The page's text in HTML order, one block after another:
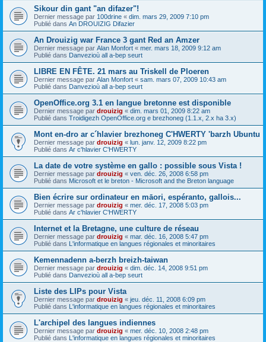
Sikour din gant "an difazer"!
Dernier message par 100drine « dim. mars 29, 2009 7:10 pm
Publié dans An DROUIZIG Difazier
An Drouizig war France 3 gant Red an Amzer
Dernier message par Alan Monfort « mer. mars 18, 2009 9:12 am
Publié dans Danvezioù all a-bep seurt
LIBRE EN FÊTE. 21 mars au Triskell de Ploeren
Dernier message par Alan Monfort « sam. mars 07, 2009 10:43 am
Publié dans Danvezioù all a-bep seurt
OpenOffice.org 3.1 en langue bretonne est disponible
Dernier message par drouizig « dim. mars 01, 2009 8:22 am
Publié dans Troidigezh OpenOffice.org e brezhoneg (1.1.x, 2.x ha 3.x)
Mont en-dro ar c´hlavier brezhoneg C'HWERTY 'barzh Ubuntu
Dernier message par drouizig « lun. janv. 12, 2009 8:22 pm
Publié dans Ar c'hlavier C'HWERTY
La date de votre système en gallo : possible sous Vista !
Dernier message par drouizig « ven. déc. 26, 2008 6:58 pm
Publié dans Microsoft et le breton - Microsoft and the Breton language
Bien écrire sur ordinateur en māori, espéranto, gallois...
Dernier message par drouizig « mer. déc. 17, 2008 5:03 pm
Publié dans Ar c'hlavier C'HWERTY
Internet et la Bretagne, une culture de réseau
Dernier message par drouizig « mar. déc. 16, 2008 5:47 pm
Publié dans L'informatique en langues régionales et minoritaires
Kemennadenn a-berzh breizh-taiwan
Dernier message par drouizig « dim. déc. 14, 2008 9:51 pm
Publié dans Danvezioù all a-bep seurt
Liste des LIPs pour Vista
Dernier message par drouizig « jeu. déc. 11, 2008 6:09 pm
Publié dans L'informatique en langues régionales et minoritaires
L'archipel des langues indiennes
Dernier message par drouizig « mer. déc. 10, 2008 2:48 pm
Publié dans L'informatique en langues régionales et minoritaires